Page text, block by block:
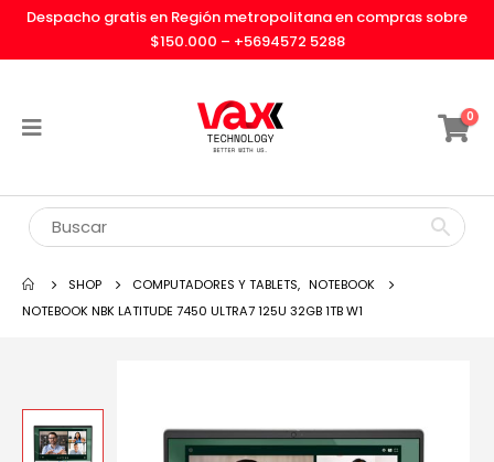
Despacho gratis en Región metropolitana en compras sobre
$150.000 – +5694572 5288
0
SHOP COMPUTADORES Y TABLETS, NOTEBOOK
NOTEBOOK NBK LATITUDE 7450 ULTRA7 125U 32GB 1TB W1